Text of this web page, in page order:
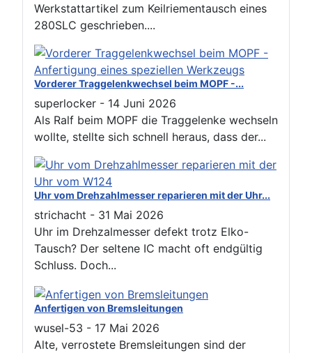
Werkstattartikel zum Keilriementausch eines
280SLC geschrieben....
Vorderer Traggelenkwechsel beim MOPF -...
superlocker - 14 Juni 2026
Als Ralf beim MOPF die Traggelenke wechseln
wollte, stellte sich schnell heraus, dass der...
Uhr vom Drehzahlmesser reparieren mit der Uhr...
strichacht - 31 Mai 2026
Uhr im Drehzalmesser defekt trotz Elko-
Tausch? Der seltene IC macht oft endgültig
Schluss. Doch...
Anfertigen von Bremsleitungen
wusel-53 - 17 Mai 2026
Alte, verrostete Bremsleitungen sind der